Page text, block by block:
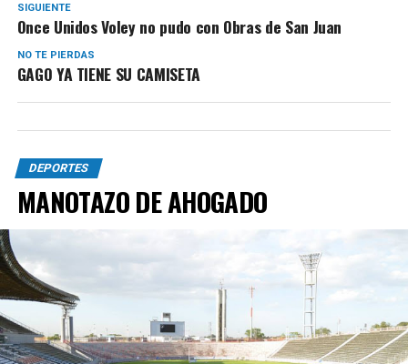
SIGUIENTE
Once Unidos Voley no pudo con Obras de San Juan
NO TE PIERDAS
GAGO YA TIENE SU CAMISETA
DEPORTES
MANOTAZO DE AHOGADO